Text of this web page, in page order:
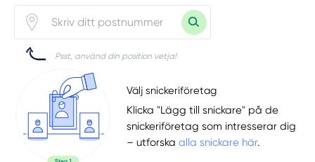
Psst, använd din position vetja!
Välj snickeriföretag
Klicka "Lägg till snickare" på de
snickeriföretag som intresserar dig
– utforskaalla snickare här.